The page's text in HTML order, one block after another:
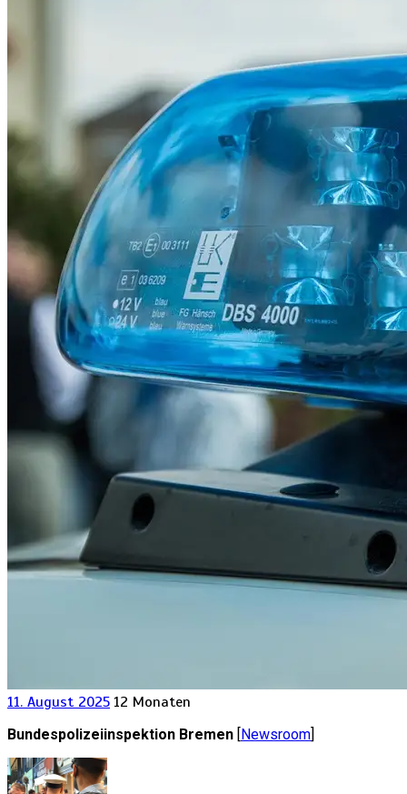
11. August 2025 12 Monaten
Bundespolizeiinspektion Bremen [Newsroom]